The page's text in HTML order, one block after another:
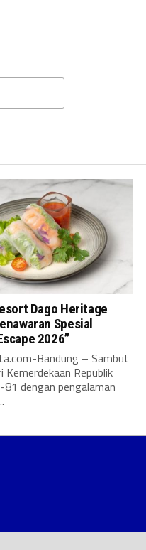
Dago Heritage
Spesial
2026”
Bandung – Sambut
Kemerdekaan Republik
81 dengan pengalaman